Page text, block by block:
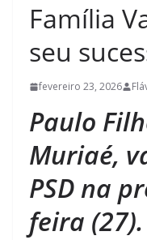
Família
seu
fevereiro 23, 2026
Paulo
Muriaé,
PSD na
feira (27).